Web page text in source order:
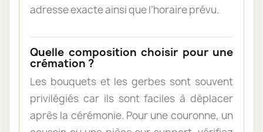
adresse exacte ainsi que l’horaire prévu.
Quelle composition choisir pour une
crémation ?
Les bouquets et les gerbes sont souvent
privilégiés car ils sont faciles à déplacer
après la cérémonie. Pour une couronne, un